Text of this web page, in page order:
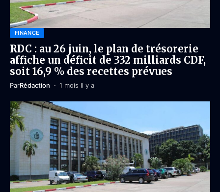
FINANCE
RDC : au 26 juin, le plan de trésorerie
affiche un déficit de 332 milliards CDF,
soit 16,9 % des recettes prévues
ParRédaction 1 mois Il y a